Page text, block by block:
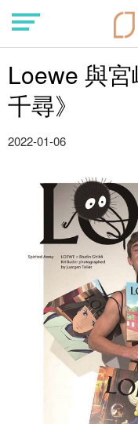
Loewe 與
千尋》
2022-01-06